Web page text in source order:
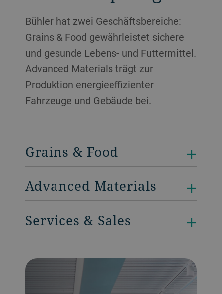
Bühler hat zwei Geschäftsbereiche:
Grains & Food gewährleistet sichere
und gesunde Lebens- und Futtermittel.
Advanced Materials trägt zur
Produktion energieeffizienter
Fahrzeuge und Gebäude bei.
Grains & Food
Advanced Materials
Services & Sales